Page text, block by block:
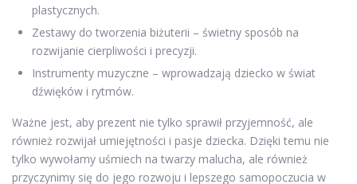
plastycznych.
Zestawy do tworzenia biżuterii – świetny sposób na
rozwijanie cierpliwości i precyzji.
Instrumenty muzyczne – wprowadzają dziecko w świat
dźwięków i rytmów.
Ważne jest, aby prezent nie tylko sprawił przyjemność, ale
również rozwijał umiejętności i pasje dziecka. Dzięki temu nie
tylko wywołamy uśmiech na twarzy malucha, ale również
przyczynimy się do jego rozwoju i lepszego samopoczucia w